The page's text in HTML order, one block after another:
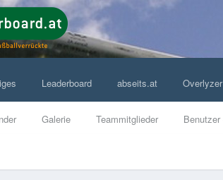
Galerie Teammitglieder
Leaderboard abseits.at Overlyzer